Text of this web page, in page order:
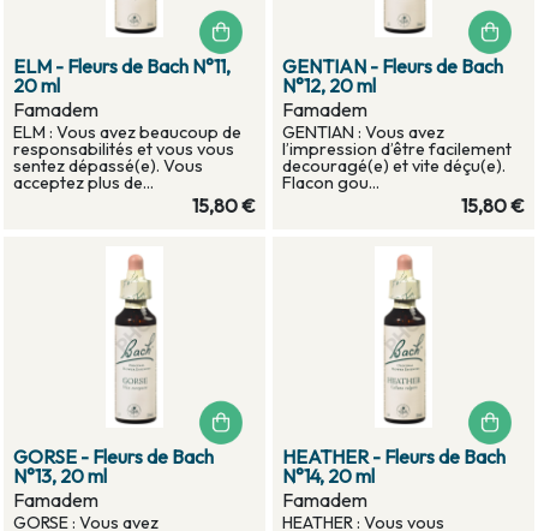
ELM - Fleurs de Bach N°11,
20 ml
Famadem
ELM : Vous avez beaucoup de
responsabilités et vous vous
sentez dépassé(e). Vous
acceptez plus de...
15,80 €
GENTIAN - Fleurs de Bach
N°12, 20 ml
Famadem
GENTIAN : Vous avez
l’impression d’être facilement
decouragé(e) et vite déçu(e).
Flacon gou...
15,80 €
GORSE - Fleurs de Bach
N°13, 20 ml
Famadem
GORSE : Vous avez
HEATHER - Fleurs de Bach
N°14, 20 ml
Famadem
HEATHER : Vous vous